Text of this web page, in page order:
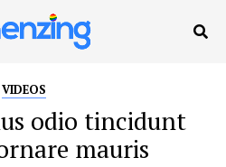
VIDEOS
odio tincidunt
mauris